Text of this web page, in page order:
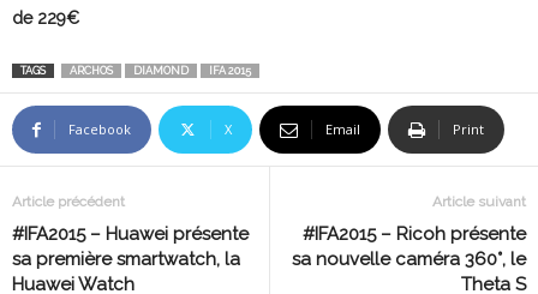
de 229€
TAGS ARCHOS DIAMOND IFA 2015
Facebook X Email Print
Article précédent
#IFA2015 – Huawei présente
sa première smartwatch, la
Huawei Watch
Article suivant
#IFA2015 – Ricoh présente
sa nouvelle caméra 360°, le
Theta S